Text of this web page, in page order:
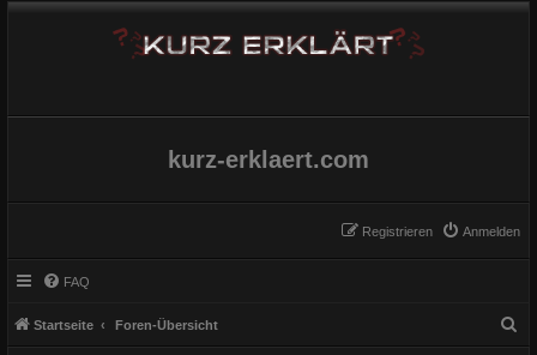
kurz-erklaert.com
Anmelden
Registrieren
FAQ
Startseite Foren-Übersicht